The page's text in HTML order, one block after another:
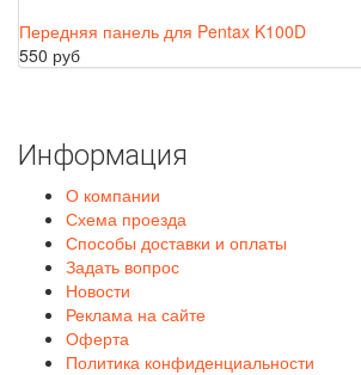
Передняя панель для Pentax K100D
550 руб
Информация
О компании
Схема проезда
Способы доставки и оплаты
Задать вопрос
Новости
Реклама на сайте
Оферта
Политика конфиденциальности